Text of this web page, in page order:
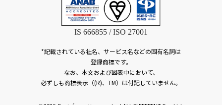
IS 666855 / ISO 27001
*記載されている社名、サービス名などの固有名詞は
登録商標です。
なお、本文および図表中において、
必ずしも商標表示（(R)、TM）は付記していません。